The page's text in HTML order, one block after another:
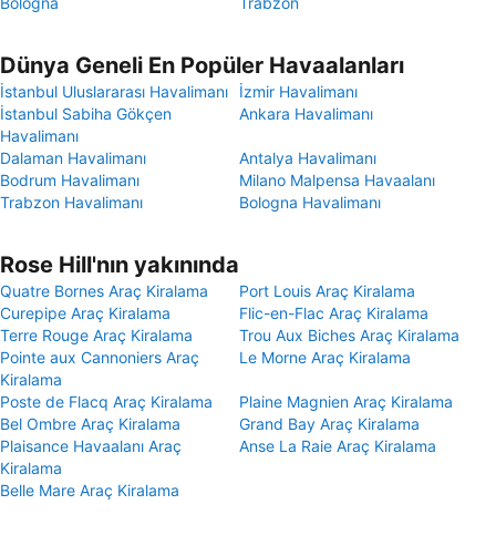
Dünya Geneli En Popüler Havaalanları
İstanbul Uluslararası Havalimanı
İzmir Havalimanı
İstanbul Sabiha Gökçen
Havalimanı
Ankara Havalimanı
Dalaman Havalimanı
Antalya Havalimanı
Bodrum Havalimanı
Milano Malpensa Havaalanı
Trabzon Havalimanı
Bologna Havalimanı
Rose Hill'nın yakınında
Quatre Bornes Araç Kiralama
Port Louis Araç Kiralama
Curepipe Araç Kiralama
Flic-en-Flac Araç Kiralama
Terre Rouge Araç Kiralama
Trou Aux Biches Araç Kiralama
Pointe aux Cannoniers Araç
Kiralama
Le Morne Araç Kiralama
Poste de Flacq Araç Kiralama
Plaine Magnien Araç Kiralama
Bel Ombre Araç Kiralama
Grand Bay Araç Kiralama
Plaisance Havaalanı Araç
Kiralama
Anse La Raie Araç Kiralama
Belle Mare Araç Kiralama